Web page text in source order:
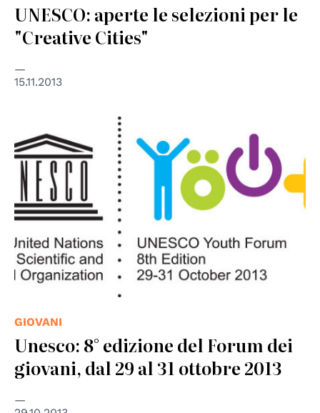
UNESCO: aperte le selezioni per le
"Creative Cities"
15.11.2013
GIOVANI
Unesco: 8° edizione del Forum dei
giovani, dal 29 al 31 ottobre 2013